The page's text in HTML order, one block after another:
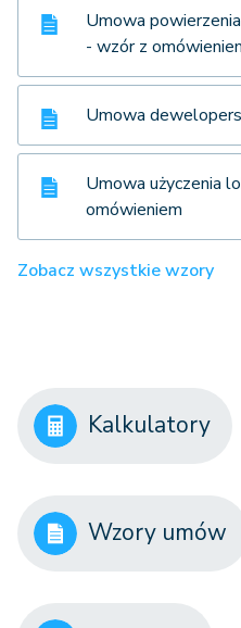
Umowa
- wzór z
Umowa
Umowa użyczenia
omówieniem
Zobacz wszystkie wzory
Kalkulatory
Wzory umów